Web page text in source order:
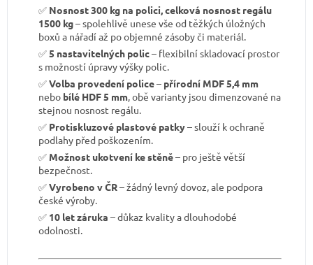
✅ Nosnost 300 kg na polici, celková nosnost regálu
1500 kg– spolehlivě unese vše od těžkých úložných
boxů a nářadí až po objemné zásoby či materiál.
✅5 nastavitelných polic– flexibilní skladovací prostor
s možností úpravy výšky polic.
✅Volba provedení police– přírodní MDF 5,4 mm
nebo bílé HDF 5 mm, obě varianty jsou dimenzované na
stejnou nosnost regálu.
✅ Protiskluzové plastové patky– slouží k ochraně
podlahy před poškozením.
✅ Možnost ukotvení ke stěně– pro ještě větší
bezpečnost.
✅Vyrobeno v ČR– žádný levný dovoz, ale podpora
české výroby.
✅ 10 let záruka – důkaz kvality a dlouhodobé
odolnosti.